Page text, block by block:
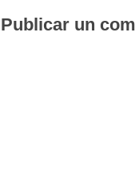
Publicar un